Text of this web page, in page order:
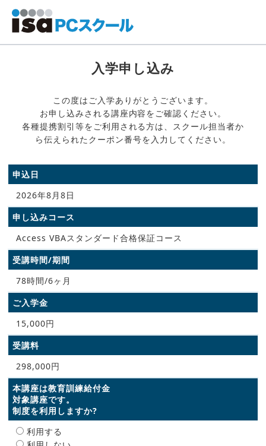
入学申し込み
この度はご入学ありがとうございます。
お申し込みされる講座内容をご確認ください。
各種提携割引等をご利用される方は、スクール担当者か
ら伝えられたクーポン番号を入力してください。
申込日
2026年8月8日
申し込みコース
Access VBAスタンダード合格保証コース
受講時間/期間
78時間/6ヶ月
ご入学金
15,000円
受講料
298,000円
本講座は教育訓練給付金
対象講座です。
制度を利用しますか?
利用する